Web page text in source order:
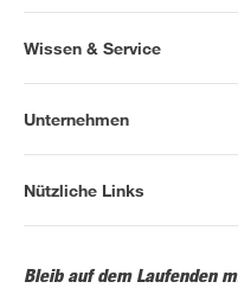
Wissen & Service
Unternehmen
Nützliche Links
Bleib auf dem Laufenden